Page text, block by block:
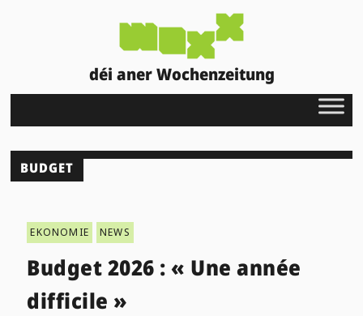
déi aner Wochenzeitung
BUDGET
EKONOMIE NEWS
Budget 2026 : « Une année
difficile »